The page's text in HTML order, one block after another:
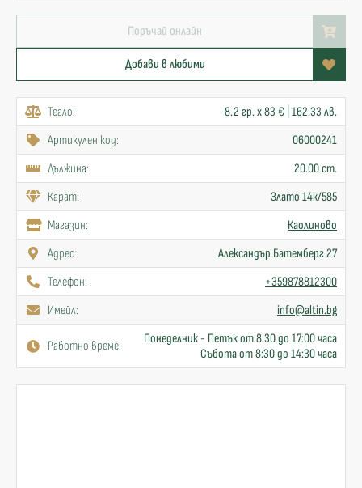
Поръчай онлайн
Добави в любими
Тегло:
8.2 гр. x 83 € | 162.33 лв.
Артикулен код:
06000241
Дължина:
20.00 cm.
Карат:
Злато 14к/585
Mагазин:
Каолиново
Адрес:
Александър Батемберг 27
Телефон:
+359878812300
Имейл:
info@altin.bg
Работно време:
Понеделник - Петък от 8:30 до 17:00 часа
Събота от 8:30 до 14:30 часа